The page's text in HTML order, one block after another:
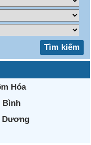
Hóa
Bình
Dương